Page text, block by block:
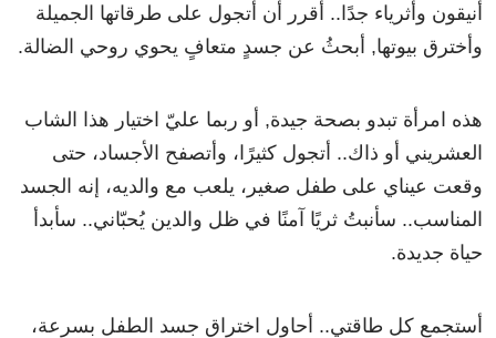
أنيقون وأثرياء جدًا.. أقرر أن أتجول على طرقاتها الجميلة
وأخترق بيوتها, أبحثُ عن جسدٍ متعافٍ يحوي روحي الضالة.
هذه امرأة تبدو بصحة جيدة, أو ربما عليّ اختيار هذا الشاب
العشريني أو ذاك.. أتجول كثيرًا، وأتصفح الأجساد، حتى
وقعت عيناي على طفل صغير، يلعب مع والديه، إنه الجسد
المناسب.. سأنبتُ ثريًا آمنًا في ظل والدين يُحبّاني.. سأبدأ
حياة جديدة.
أستجمع كل طاقتي.. أحاول اختراق جسد الطفل بسرعة،